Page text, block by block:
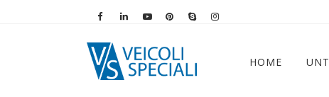
Vai alla pagina Facebook
Vai al profilo LinkedIn
Vai al canale YouTube
Vai al profilo Pinterest
Chiama su Skype
Vai al profilo Instagram
HOME